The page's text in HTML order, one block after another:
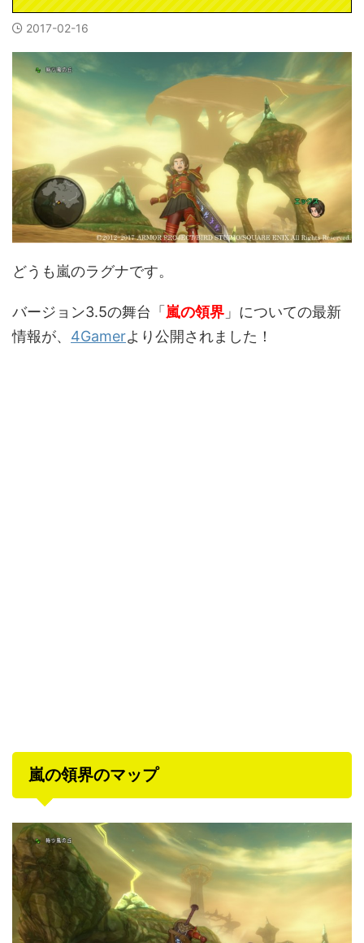
2017-02-16
どうも嵐のラグナです。
バージョン3.5の舞台「 嵐の領界 」についての最新
情報が、 4Gamerより公開されました！
嵐の領界のマップ